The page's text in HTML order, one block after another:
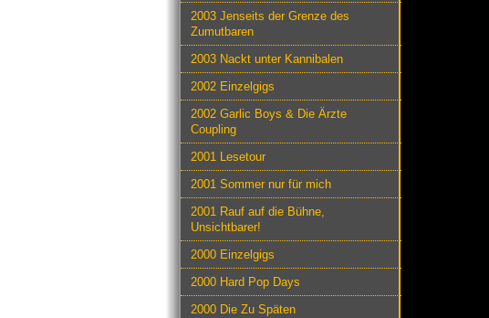
2003 Jenseits der Grenze des
Zumutbaren
2003 Nackt unter Kannibalen
2002 Einzelgigs
2002 Garlic Boys & Die Ärzte
Coupling
2001 Lesetour
2001 Sommer nur für mich
2001 Rauf auf die Bühne,
Unsichtbarer!
2000 Einzelgigs
2000 Hard Pop Days
2000 Die Zu Späten